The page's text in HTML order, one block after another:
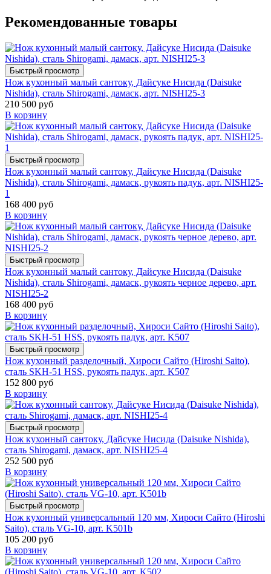
Рекомендованные товары
Быстрый просмотр
Нож кухонный малый сантоку, Дайсуке Нисида (Daisuke
Nishida), сталь Shirogami, дамаск, арт. NISHI25-3
210 500 руб
В корзину
Быстрый просмотр
Нож кухонный малый сантоку, Дайсуке Нисида (Daisuke
Nishida), сталь Shirogami, дамаск, рукоять падук, арт. NISHI25-
1
168 400 руб
В корзину
Быстрый просмотр
Нож кухонный малый сантоку, Дайсуке Нисида (Daisuke
Nishida), сталь Shirogami, дамаск, рукоять черное дерево, арт.
NISHI25-2
168 400 руб
В корзину
Быстрый просмотр
Нож кухонный разделочный, Хироси Сайто (Hiroshi Saito),
сталь SKH-51 HSS, рукоять падук, арт. K507
152 800 руб
В корзину
Быстрый просмотр
Нож кухонный сантоку, Дайсуке Нисида (Daisuke Nishida),
сталь Shirogami, дамаск, арт. NISHI25-4
252 500 руб
В корзину
Быстрый просмотр
Нож кухонный универсальный 120 мм, Хироси Сайто (Hiroshi
Saito), сталь VG-10, арт. K501b
105 200 руб
В корзину